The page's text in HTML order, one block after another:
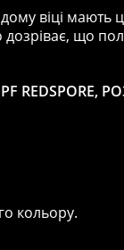
віці
що
REDSPORE,
кольору.